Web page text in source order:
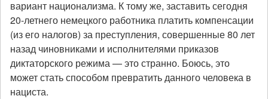
вариант национализма. К тому же, заставить сегодня
20-летнего немецкого работника платить компенсации
(из его налогов) за преступления, совершенные 80 лет
назад чиновниками и исполнителями приказов
диктаторского режима — это странно. Боюсь, это
может стать способом превратить данного человека в
нациста.